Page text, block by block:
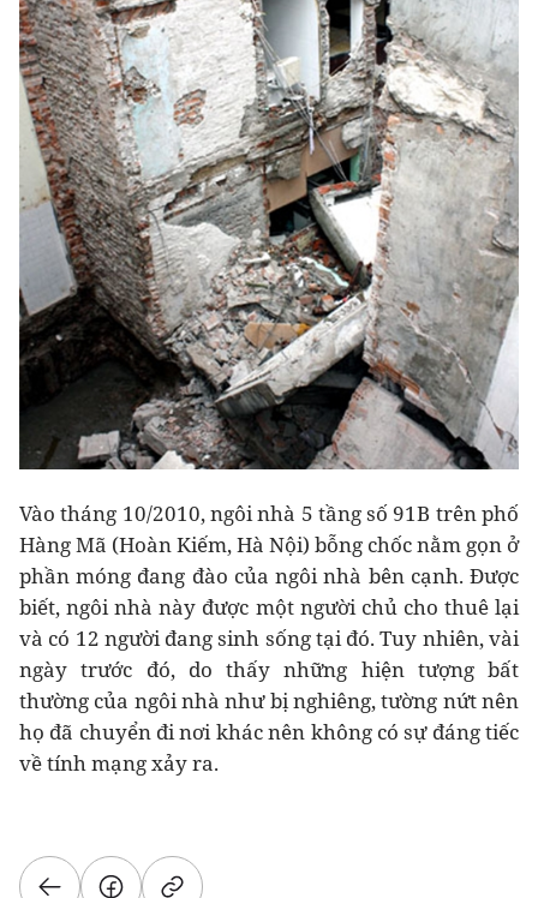
Vào tháng 10/2010, ngôi nhà 5 tầng số 91B trên phố
Hàng Mã (Hoàn Kiếm, Hà Nội) bỗng chốc nằm gọn ở
phần móng đang đào của ngôi nhà bên cạnh. Được
biết, ngôi nhà này được một người chủ cho thuê lại
và có 12 người đang sinh sống tại đó. Tuy nhiên, vài
ngày trước đó, do thấy những hiện tượng bất
thường của ngôi nhà như bị nghiêng, tường nứt nên
họ đã chuyển đi nơi khác nên không có sự đáng tiếc
về tính mạng xảy ra.